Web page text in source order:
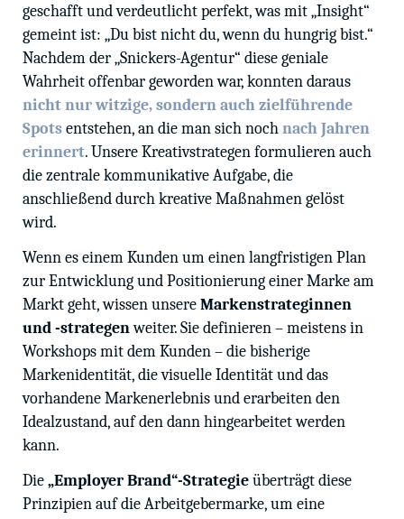
geschafft und verdeutlicht perfekt, was mit „Insight“
gemeint ist: „Du bist nicht du, wenn du hungrig bist.“
Nachdem der „Snickers-Agentur“ diese geniale
Wahrheit offenbar geworden war, konnten daraus
nicht nur witzige, sondern auch zielführende
Spotsentstehen, an die man sich nochnach Jahren
erinnert. Unsere Kreativstrategen formulieren auch
die zentrale kommunikative Aufgabe, die
anschließend durch kreative Maßnahmen gelöst
wird.
Wenn es einem Kunden um einen langfristigen Plan
zur Entwicklung und Positionierung einer Marke am
Markt geht, wissen unsereMarkenstrateginnen
und -strategenweiter. Sie definieren – meistens in
Workshops mit dem Kunden – die bisherige
Markenidentität, die visuelle Identität und das
vorhandene Markenerlebnis und erarbeiten den
Idealzustand, auf den dann hingearbeitet werden
kann.
Die„Employer Brand“-Strategieüberträgt diese
Prinzipien auf die Arbeitgebermarke, um eine